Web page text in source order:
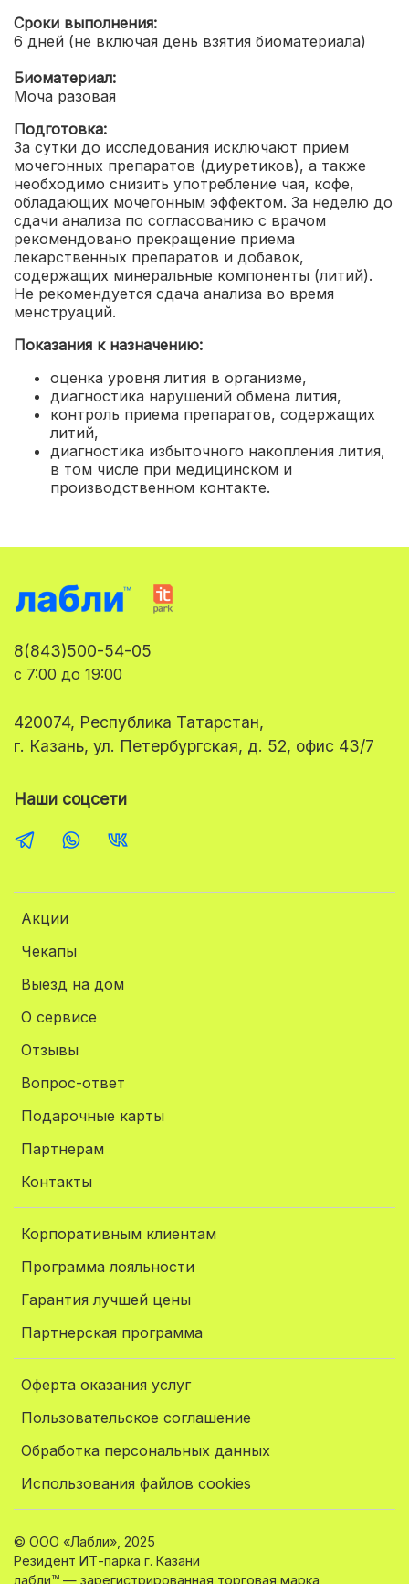
Сроки выполнения:
6 дней (не включая день взятия биоматериала)
Биоматериал:
Моча разовая
Подготовка:
За сутки до исследования исключают прием
мочегонных препаратов (диуретиков), а также
необходимо снизить употребление чая, кофе,
обладающих мочегонным эффектом. За неделю до
сдачи анализа по согласованию с врачом
рекомендовано прекращение приема
лекарственных препаратов и добавок,
содержащих минеральные компоненты (литий).
Не рекомендуется сдача анализа во время
менструаций.
Показания к назначению:
оценка уровня лития в организме,
диагностика нарушений обмена лития,
контроль приема препаратов, содержащих
литий,
диагностика избыточного накопления лития,
в том числе при медицинском и
производственном контакте.
Акции
Чекапы
Выезд на дом
О сервисе
Отзывы
Вопрос-ответ
Подарочные карты
Партнерам
Контакты
Корпоративным клиентам
Программа лояльности
Гарантия лучшей цены
Партнерская программа
Оферта оказания услуг
Пользовательское соглашение
Обработка персональных данных
Использования файлов cookies
8(843)500-54-05
с 7:00 до 19:00
420074, Республика Татарстан,
г. Казань, ул. Петербургская, д. 52, офис 43/7
Наши соцсети
© ООО «Лабли», 2025
Резидент ИТ-парка г. Казани
лабли™ — зарегистрированная торговая марка